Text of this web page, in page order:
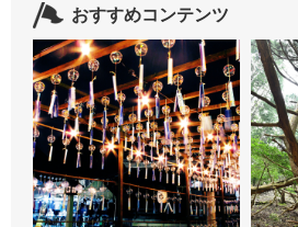
おすすめコンテンツ